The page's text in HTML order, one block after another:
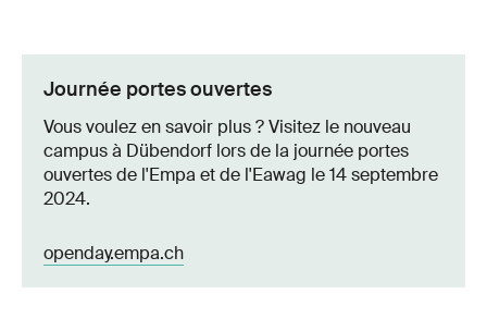
Journée portes ouvertes
Vous voulez en savoir plus ? Visitez le nouveau
campus à Dübendorf lors de la journée portes
ouvertes de l'Empa et de l'Eawag le 14 septembre
2024.
openday.empa.ch